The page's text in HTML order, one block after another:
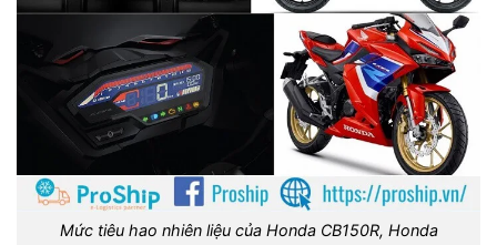
Mức tiêu hao nhiên liệu của Honda CB150R, Honda